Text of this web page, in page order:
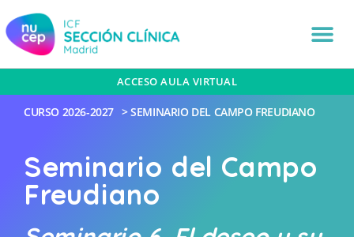
ACCESO AULA VIRTUAL
CURSO 2026-2027 >SEMINARIO DEL CAMPO FREUDIANO
Seminario del Campo
Freudiano